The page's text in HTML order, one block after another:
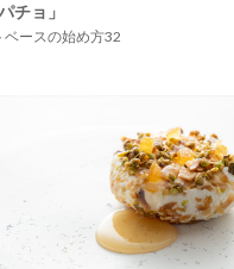
チョ」
ベースの始め方32